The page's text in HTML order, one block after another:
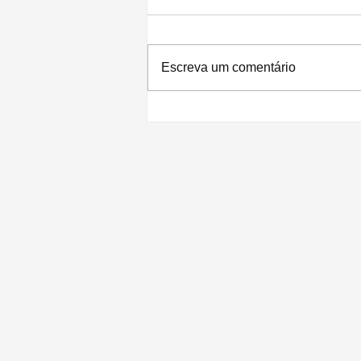
Escreva um comentário